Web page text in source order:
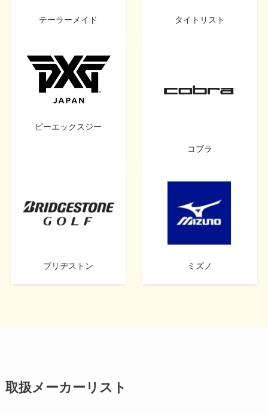
テーラーメイド タイトリスト
ピーエックスジー
コブラ
ブリヂストン ミズノ
取扱メーカーリスト